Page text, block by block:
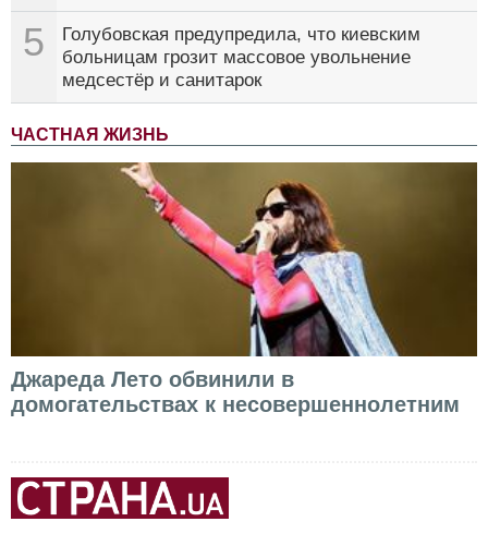
5
Голубовская предупредила, что киевским
больницам грозит массовое увольнение
медсестёр и санитарок
ЧАСТНАЯ ЖИЗНЬ
Джареда Лето обвинили в
домогательствах к несовершеннолетним